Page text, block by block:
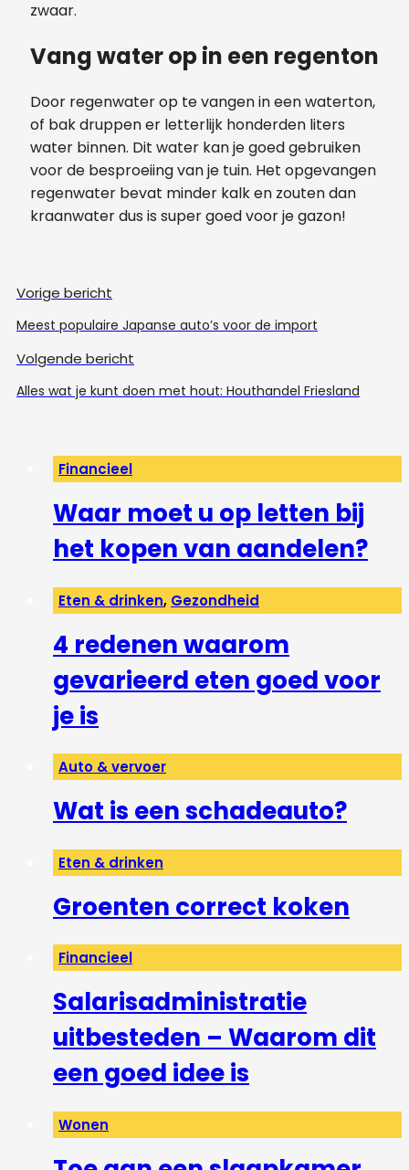
zwaar.
Vang water op in een regenton
Door regenwater op te vangen in een waterton,
of bak druppen er letterlijk honderden liters
water binnen. Dit water kan je goed gebruiken
voor de besproeiing van je tuin. Het opgevangen
regenwater bevat minder kalk en zouten dan
kraanwater dus is super goed voor je gazon!
Vorige bericht
Meest populaire Japanse auto’s voor de import
Volgende bericht
Alles wat je kunt doen met hout: Houthandel Friesland
Financieel
Waar moet u op letten bij
het kopen van aandelen?
Eten & drinken, Gezondheid
4 redenen waarom
gevarieerd eten goed voor
je is
Auto & vervoer
Wat is een schadeauto?
Eten & drinken
Groenten correct koken
Financieel
Salarisadministratie
uitbesteden – Waarom dit
een goed idee is
Wonen